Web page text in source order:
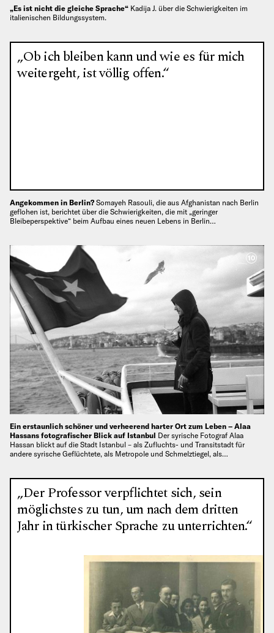
„Es ist nicht die gleiche Sprache“ Kadija J. über die Schwierigkeiten im
italienischen Bildungssystem.
„Ob ich bleiben kann und wie es für mich
weitergeht, ist völlig offen.“
Angekommen in Berlin? Somayeh Rasouli, die aus Afghanistan nach Berlin
geflohen ist, berichtet über die Schwierigkeiten, die mit „geringer
Bleibeperspektive“ beim Aufbau eines neuen Lebens in Berlin…
10
Ein erstaunlich schöner und verheerend harter Ort zum Leben – Alaa
Hassans fotografischer Blick auf Istanbul Der syrische Fotograf Alaa
Hassan blickt auf die Stadt Istanbul – als Zufluchts- und Transitstadt für
andere syrische Geflüchtete, als Metropole und Schmelztiegel, als…
„Der Professor verpflichtet sich, sein
möglichstes zu tun, um nach dem dritten
Jahr in türkischer Sprache zu unterrichten.“